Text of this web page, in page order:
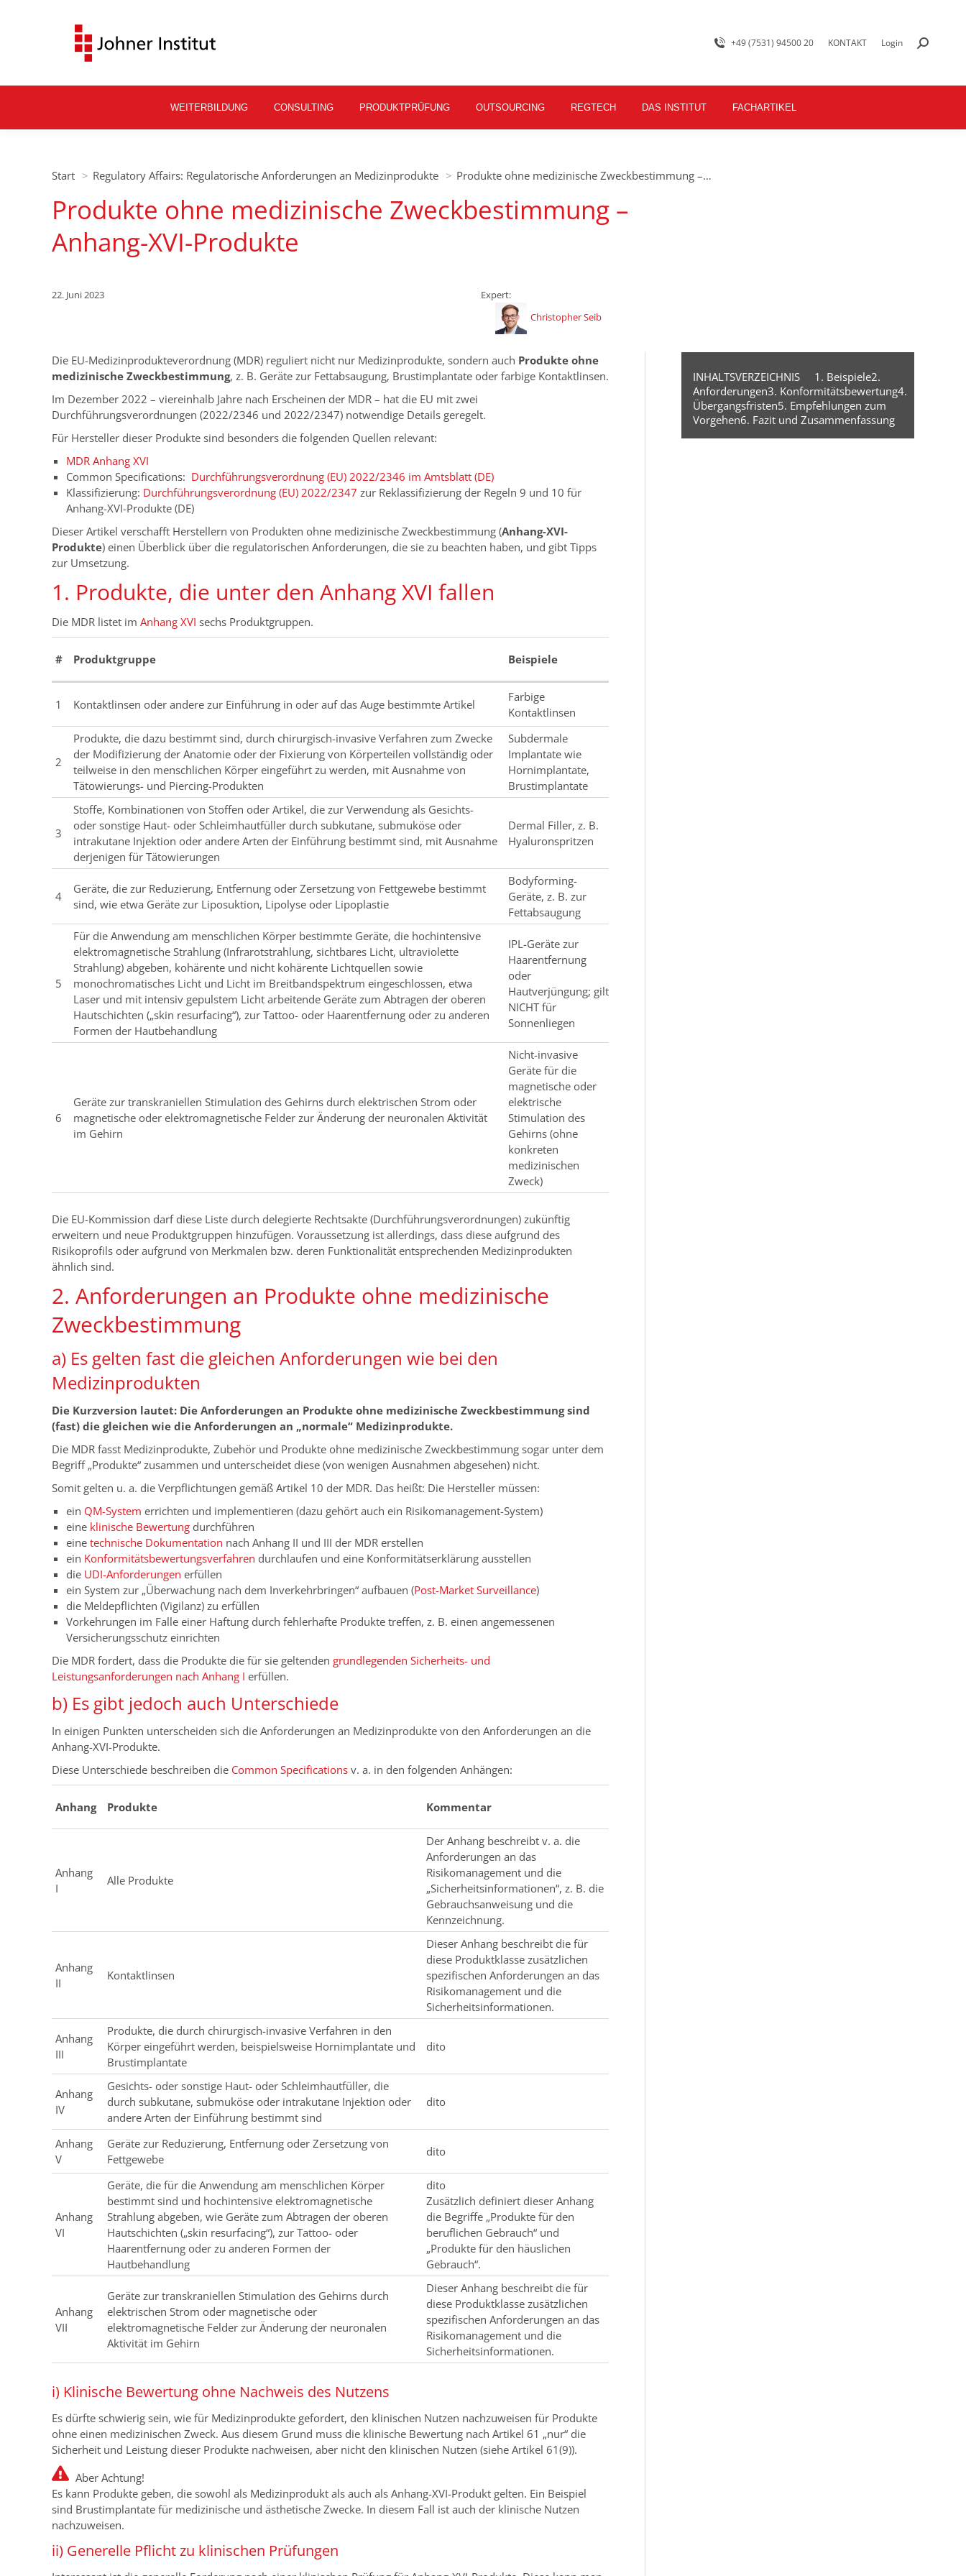
+49 (7531) 94500 20 KONTAKT Login
WEITERBILDUNG CONSULTING PRODUKTPRÜFUNG OUTSOURCING REGTECH DAS INSTITUT FACHARTIKEL
Start
Regulatory Affairs: Regulatorische Anforderungen an Medizinprodukte Produkte ohne medizinische Zweckbestimmung –…
Produkte ohne medizinische Zweckbestimmung –
Anhang-XVI-Produkte
22. Juni 2023
Expert:
Christopher Seib
Die EU-Medizinprodukteverordnung (MDR) reguliert nicht nur Medizinprodukte, sondern auch Produkte ohne
medizinische Zweckbestimmung, z. B. Geräte zur Fettabsaugung, Brustimplantate oder farbige Kontaktlinsen.
Im Dezember 2022 – viereinhalb Jahre nach Erscheinen der MDR – hat die EU mit zwei
Durchführungsverordnungen (2022/2346 und 2022/2347) notwendige Details geregelt.
Für Hersteller dieser Produkte sind besonders die folgenden Quellen relevant:
MDR Anhang XVI
Common Specifications: Durchführungsverordnung (EU) 2022/2346 im Amtsblatt (DE)
Klassifizierung: Durchführungsverordnung (EU) 2022/2347 zur Reklassifizierung der Regeln 9 und 10 für
Anhang-XVI-Produkte (DE)
Dieser Artikel verschafft Herstellern von Produkten ohne medizinische Zweckbestimmung (Anhang-XVI-
Produkte) einen Überblick über die regulatorischen Anforderungen, die sie zu beachten haben, und gibt Tipps
zur Umsetzung.
1. Produkte, die unter den Anhang XVI fallen
Die MDR listet im Anhang XVI sechs Produktgruppen.
# Produktgruppe Beispiele
1 Kontaktlinsen oder andere zur Einführung in oder auf das Auge bestimmte Artikel
Farbige
Kontaktlinsen
2
Produkte, die dazu bestimmt sind, durch chirurgisch-invasive Verfahren zum Zwecke
der Modifizierung der Anatomie oder der Fixierung von Körperteilen vollständig oder
teilweise in den menschlichen Körper eingeführt zu werden, mit Ausnahme von
Tätowierungs- und Piercing-Produkten
Subdermale
Implantate wie
Hornimplantate,
Brustimplantate
3
Stoffe, Kombinationen von Stoffen oder Artikel, die zur Verwendung als Gesichts-
oder sonstige Haut- oder Schleimhautfüller durch subkutane, submuköse oder
intrakutane Injektion oder andere Arten der Einführung bestimmt sind, mit Ausnahme
derjenigen für Tätowierungen
Dermal Filler, z. B.
Hyaluronspritzen
4
Geräte, die zur Reduzierung, Entfernung oder Zersetzung von Fettgewebe bestimmt
sind, wie etwa Geräte zur Liposuktion, Lipolyse oder Lipoplastie
Bodyforming-
Geräte, z. B. zur
Fettabsaugung
5
Für die Anwendung am menschlichen Körper bestimmte Geräte, die hochintensive
elektromagnetische Strahlung (Infrarotstrahlung, sichtbares Licht, ultraviolette
Strahlung) abgeben, kohärente und nicht kohärente Lichtquellen sowie
monochromatisches Licht und Licht im Breitbandspektrum eingeschlossen, etwa
Laser und mit intensiv gepulstem Licht arbeitende Geräte zum Abtragen der oberen
Hautschichten („skin resurfacing“), zur Tattoo- oder Haarentfernung oder zu anderen
Formen der Hautbehandlung
IPL-Geräte zur
Haarentfernung
oder
Hautverjüngung; gilt
NICHT für
Sonnenliegen
6
Geräte zur transkraniellen Stimulation des Gehirns durch elektrischen Strom oder
magnetische oder elektromagnetische Felder zur Änderung der neuronalen Aktivität
im Gehirn
Nicht-invasive
Geräte für die
magnetische oder
elektrische
Stimulation des
Gehirns (ohne
konkreten
medizinischen
Zweck)
Die EU-Kommission darf diese Liste durch delegierte Rechtsakte (Durchführungsverordnungen) zukünftig
erweitern und neue Produktgruppen hinzufügen. Voraussetzung ist allerdings, dass diese aufgrund des
Risikoprofils oder aufgrund von Merkmalen bzw. deren Funktionalität entsprechenden Medizinprodukten
ähnlich sind.
2. Anforderungen an Produkte ohne medizinische
Zweckbestimmung
a) Es gelten fast die gleichen Anforderungen wie bei den
Medizinprodukten
Die Kurzversion lautet: Die Anforderungen an Produkte ohne medizinische Zweckbestimmung sind
(fast) die gleichen wie die Anforderungen an „normale“ Medizinprodukte.
Die MDR fasst Medizinprodukte, Zubehör und Produkte ohne medizinische Zweckbestimmung sogar unter dem
Begriff „Produkte“ zusammen und unterscheidet diese (von wenigen Ausnahmen abgesehen) nicht.
Somit gelten u. a. die Verpflichtungen gemäß Artikel 10 der MDR. Das heißt: Die Hersteller müssen:
ein QM-System errichten und implementieren (dazu gehört auch ein Risikomanagement-System)
eine klinische Bewertung durchführen
eine technische Dokumentation nach Anhang II und III der MDR erstellen
ein Konformitätsbewertungsverfahren durchlaufen und eine Konformitätserklärung ausstellen
die UDI-Anforderungen erfüllen
ein System zur „Überwachung nach dem Inverkehrbringen“ aufbauen (Post-Market Surveillance)
die Meldepflichten (Vigilanz) zu erfüllen
Vorkehrungen im Falle einer Haftung durch fehlerhafte Produkte treffen, z. B. einen angemessenen
Versicherungsschutz einrichten
Die MDR fordert, dass die Produkte die für sie geltenden grundlegenden Sicherheits- und
Leistungsanforderungen nach Anhang I erfüllen.
b) Es gibt jedoch auch Unterschiede
In einigen Punkten unterscheiden sich die Anforderungen an Medizinprodukte von den Anforderungen an die
Anhang-XVI-Produkte.
Diese Unterschiede beschreiben die Common Specifications v. a. in den folgenden Anhängen:
Anhang Produkte Kommentar
Anhang
I
Alle Produkte
Der Anhang beschreibt v. a. die
Anforderungen an das
Risikomanagement und die
„Sicherheitsinformationen“, z. B. die
Gebrauchsanweisung und die
Kennzeichnung.
Anhang
II
Kontaktlinsen
Dieser Anhang beschreibt die für
diese Produktklasse zusätzlichen
spezifischen Anforderungen an das
Risikomanagement und die
Sicherheitsinformationen.
Anhang
III
Produkte, die durch chirurgisch-invasive Verfahren in den
Körper eingeführt werden, beispielsweise Hornimplantate und
Brustimplantate
dito
Anhang
IV
Gesichts- oder sonstige Haut- oder Schleimhautfüller, die
durch subkutane, submuköse oder intrakutane Injektion oder
andere Arten der Einführung bestimmt sind
dito
Anhang
V
Geräte zur Reduzierung, Entfernung oder Zersetzung von
Fettgewebe
dito
Anhang
VI
Geräte, die für die Anwendung am menschlichen Körper
bestimmt sind und hochintensive elektromagnetische
Strahlung abgeben, wie Geräte zum Abtragen der oberen
Hautschichten („skin resurfacing“), zur Tattoo- oder
Haarentfernung oder zu anderen Formen der
Hautbehandlung
dito
Zusätzlich definiert dieser Anhang
die Begriffe „Produkte für den
beruflichen Gebrauch“ und
„Produkte für den häuslichen
Gebrauch“.
Anhang
VII
Geräte zur transkraniellen Stimulation des Gehirns durch
elektrischen Strom oder magnetische oder
elektromagnetische Felder zur Änderung der neuronalen
Aktivität im Gehirn
Dieser Anhang beschreibt die für
diese Produktklasse zusätzlichen
spezifischen Anforderungen an das
Risikomanagement und die
Sicherheitsinformationen.
i) Klinische Bewertung ohne Nachweis des Nutzens
Es dürfte schwierig sein, wie für Medizinprodukte gefordert, den klinischen Nutzen nachzuweisen für Produkte
ohne einen medizinischen Zweck. Aus diesem Grund muss die klinische Bewertung nach Artikel 61 „nur“ die
Sicherheit und Leistung dieser Produkte nachweisen, aber nicht den klinischen Nutzen (siehe Artikel 61(9)).
Aber Achtung!
Es kann Produkte geben, die sowohl als Medizinprodukt als auch als Anhang-XVI-Produkt gelten. Ein Beispiel
sind Brustimplantate für medizinische und ästhetische Zwecke. In diesem Fall ist auch der klinische Nutzen
nachzuweisen.
ii) Generelle Pflicht zu klinischen Prüfungen
INHALTSVERZEICHNIS 1. Beispiele2.
Anforderungen3. Konformitätsbewertung4.
Übergangsfristen5. Empfehlungen zum
Vorgehen6. Fazit und Zusammenfassung